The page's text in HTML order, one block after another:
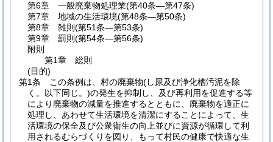
第6章
一般廃棄物処理業(第40条―第47条)
第7章
地域の生活環境(第48条―第50条)
第8章
雑則 (第51条―第53条)
第9章
罰則 (第54条―第56条)
附則
第1章
総則
(目的)
第1条
この条例は、村の廃棄物(し尿及び浄化槽汚泥を除
く。以下同じ。)の発生を抑制し、及び再利用を促進する等
により廃棄物の減量を推進するとともに、廃棄物を適正に
処理し、あわせて生活環境を清潔にすることによって、生
活環境の保全及び公衆衛生の向上並びに資源が循環して利
用されるむらづくりを図り、もって村民の健康で快適な生